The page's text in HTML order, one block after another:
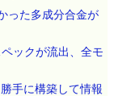
った多成分合金が
ックが流出、全モ
手に構築して情報